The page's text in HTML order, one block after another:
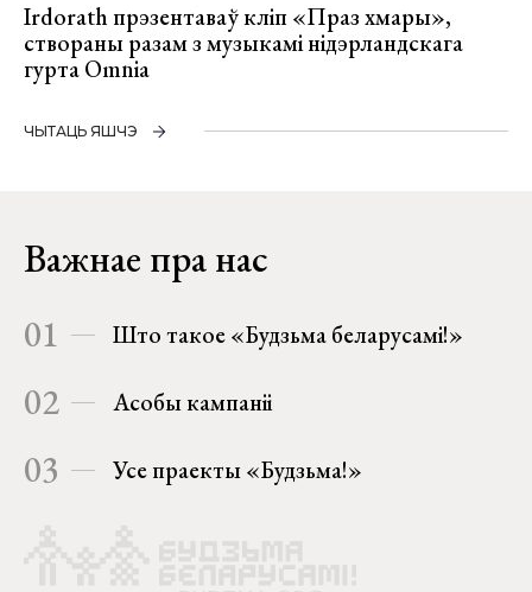
Irdorath прэзентаваў кліп «Праз хмары»,
створаны разам з музыкамі нідэрландскага
гурта Omnia
ЧЫТАЦЬ ЯШЧЭ
Важнае пра нас
01 Што такое «Будзьма беларусамі!»
02 Асобы кампаніі
03 Усе праекты «Будзьма!»